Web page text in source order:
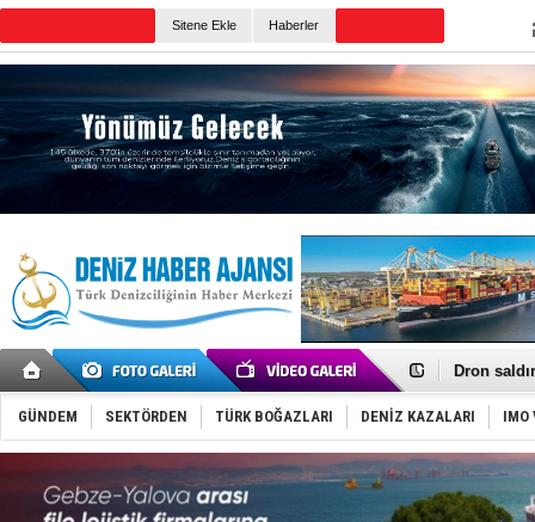
Sitene Ekle Haberler
Gemi
Dron
'REGAL 1'
Gemide 5
Yakıt
Rus
Tatil
GÜNDEM SEKTÖRDEN TÜRK BOĞAZLARI DENİZ KAZALARI IMO